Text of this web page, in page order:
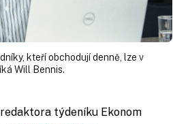
kteří obchodují denně, lze v
Will Bennis.
týdeníku Ekonom